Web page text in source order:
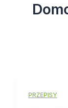
PRZEPISY